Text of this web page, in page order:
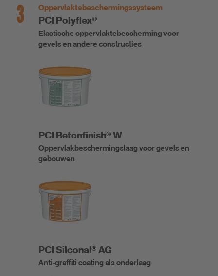
3 Oppervlaktebeschermingssysteem
PCI Polyflex®
Elastische oppervlaktebescherming voor
gevels en andere constructies
PCI Betonfinish® W
Oppervlakbeschermingslaag voor gevels en
gebouwen
PCI Silconal® AG
Anti-graffiti coating als onderlaag